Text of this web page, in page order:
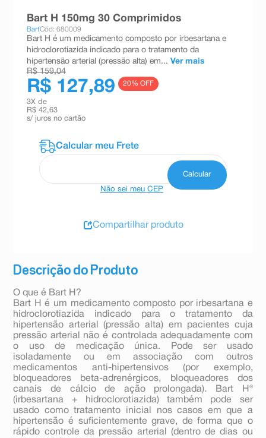
Descrição do Produto
O que é Bart H?
Bart H é um medicamento composto por irbesartana e
hidroclorotiazida indicado para o tratamento da
hipertensão arterial (pressão alta) em pacientes cuja
pressão arterial não é controlada adequadamente com
o uso de medicação única. Pode ser usado
isoladamente ou em associação com outros
medicamentos anti-hipertensivos (por exemplo,
bloqueadores beta-adrenérgicos, bloqueadores dos
canais de cálcio de ação prolongada). Bart H®
(irbesartana + hidroclorotiazida) também pode ser
usado como tratamento inicial nos casos em que a
hipertensão é suficientemente grave, de forma que o
rápido controle da pressão arterial (dentro de dias ou
Bart H 150mg 30 Comprimidos
BartCód: 680009
Bart H é um medicamento composto por irbesartana e
hidroclorotiazida indicado para o tratamento da
hipertensão arterial (pressão alta) em... Ver mais
R$ 159,04
R$ 127,89 20% OFF
3X de
R$ 42,63
s/ juros no cartão
Não sei meu CEP
Compartilhar produto
absorvente
teste gravidez
ºesmalte